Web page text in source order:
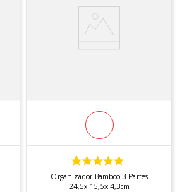
Organizador Bamboo 3 Partes
24,5x 15,5x 4,3cm